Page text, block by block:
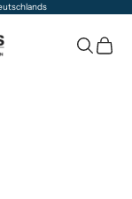
Suche